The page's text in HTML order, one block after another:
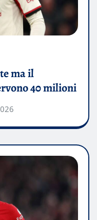
ma il
40 milioni